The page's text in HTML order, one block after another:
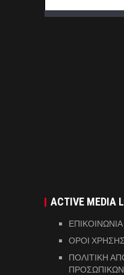
ACTIVE MEDIA
ΕΠΙΚΟΙΝΩΝΙΑ
ΟΡΟΙ ΧΡΗΣΗΣ
ΠΟΛΙΤΙΚΗ